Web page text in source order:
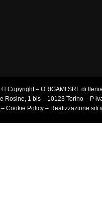
© Copyright – ORIGAMI SRL di
Rosine, 1 bis – 10123 Torino – P
Cookie Policy– Realizzazione siti